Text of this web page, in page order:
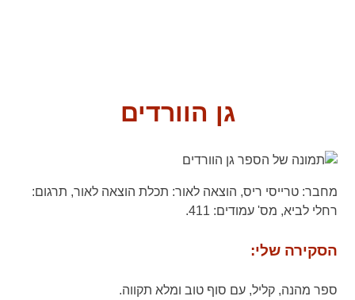
גן הוורדים
מחבר:טרייסי ריס, הוצאה לאור: תכלת הוצאה לאור, תרגום:
רחלי לביא, מס' עמודים:
הסקירה שלי:
ספר מהנה, קליל, עם סוף טוב ומלא תקווה.